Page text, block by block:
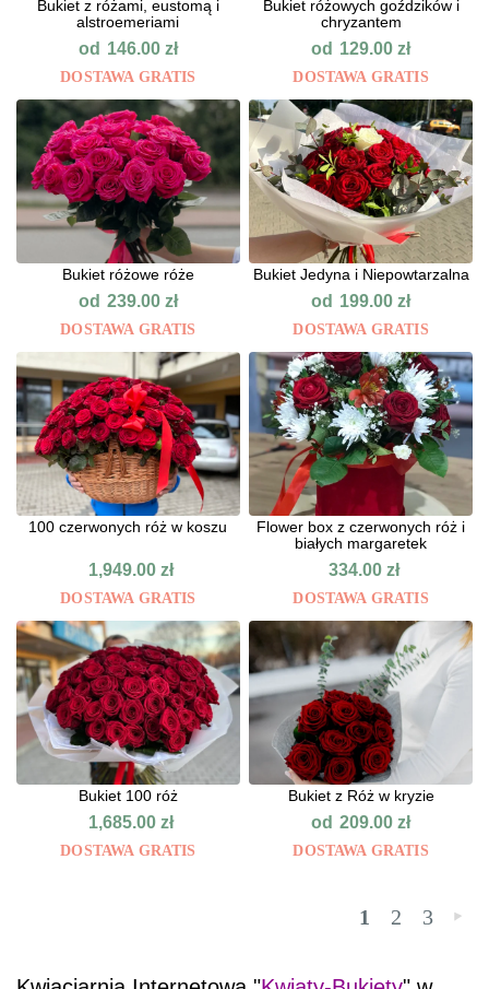
Bukiet z różami, eustomą i
alstroemeriami
od 146.00 zł
DOSTAWA GRATIS
Bukiet różowych goździków i
chryzantem
od 129.00zł
DOSTAWA GRATIS
Bukiet różowe róże
od 239.00 zł
DOSTAWA GRATIS
Bukiet Jedyna i Niepowtarzalna
od 199.00zł
DOSTAWA GRATIS
100 czerwonych róż w koszu
1,949.00zł
DOSTAWA GRATIS
Flower box z czerwonych róż i
białych margaretek
334.00zł
DOSTAWA GRATIS
Bukiet 100 róż
1,685.00zł
DOSTAWA GRATIS
Bukiet z Róż w kryzie
od 209.00zł
DOSTAWA GRATIS
1 2 3 »